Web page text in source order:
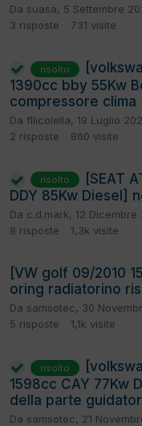
Da suasa, 5 Settembre
3 risposte 731 visite
risolto
1390cc bby 55Kw
compressore clima
Da fllicolella, 19 Luglio
2 risposte 860 visite
risolto
[SEAT
DDY 85Kw Diesel]
Da c.d.mark, 12 Dicembre
8 risposte 1,3k visite
[VW golf 09/2010
oring radiatorino
Da samsotec, 30
5 risposte 1,1k visite
risolto
1598cc CAY 77Kw
della parte
Da samsotec, 21